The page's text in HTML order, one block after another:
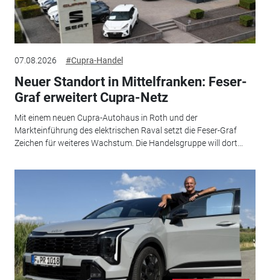
07.08.2026 #Cupra-Handel
Neuer Standort in Mittelfranken: Feser-
Graf erweitert Cupra-Netz
Mit einem neuen Cupra-Autohaus in Roth und der
Markteinführung des elektrischen Raval setzt die Feser-Graf
Zeichen für weiteres Wachstum. Die Handelsgruppe will dort...